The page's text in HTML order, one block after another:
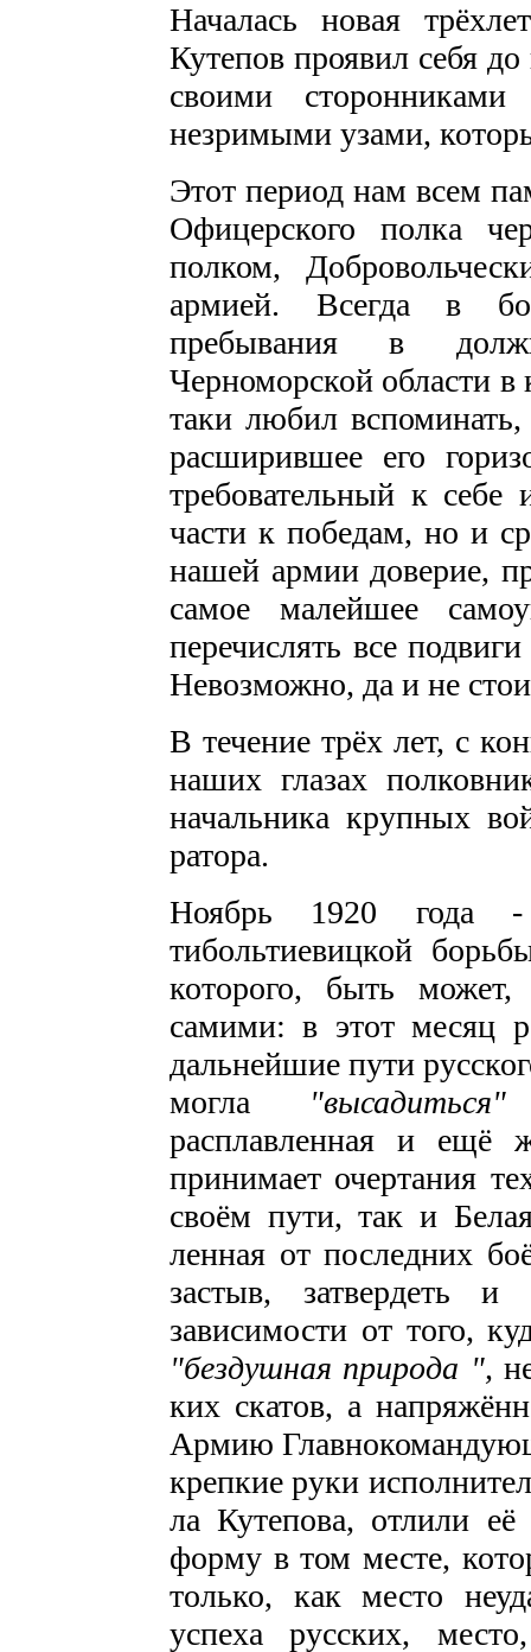
Началась новая
Кутепов проявил себя
своими
незримыми узами,
Этот период нам всем
Офицерского полка
полком,
армией. Всегда в
пребывания в
Черноморской области в
таки любил
рас­ширившее его
требовательный к
части к победам, но и
нашей армии доверие,
самое малейшее
перечислять все
Невозможно, да и не
В течение трёх лет, с
наших глазах
начальника крупных
ратора.
Ноябрь 1920 года
тибольтиевицкой
которого, быть
самими: в этот месяц
дальнейшие пути
могла
расплавленная и ещё
принимает очертания
своём пути, так и
ленная от последних
застыв, затвердеть
зависимости от того,
"бездушная природа ",
ких скатов, а
Армию
крепкие руки
ла Кутепова, отлили
форму в том месте,
только, как место
успеха русских,